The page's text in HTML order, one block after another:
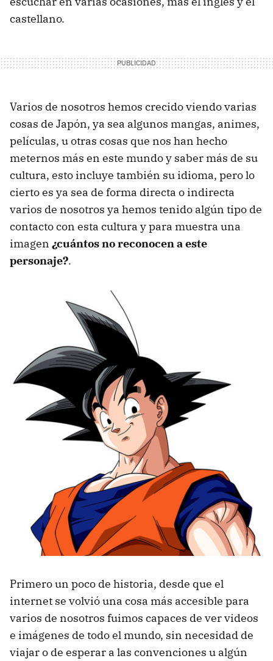
castellano.
Varios de nosotros hemos crecido viendo varias
cosas de Japón, ya sea algunos mangas, animes,
películas, u otras cosas que nos han hecho
meternos más en este mundo y saber más de su
cultura, esto incluye también su idioma, pero lo
cierto es ya sea de forma directa o indirecta
varios de nosotros ya hemos tenido algún tipo de
contacto con esta cultura y para muestra una
imagen ¿cuántos no reconocen a este
personaje?.
Primero un poco de historia, desde que el
internet se volvió una cosa más accesible para
varios de nosotros fuimos capaces de ver videos
e imágenes de todo el mundo, sin necesidad de
viajar o de esperar a las convenciones u algún